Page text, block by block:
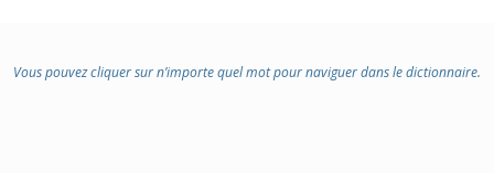
Vous pouvez cliquer sur n’importe quel mot pour naviguer dans le dictionnaire.